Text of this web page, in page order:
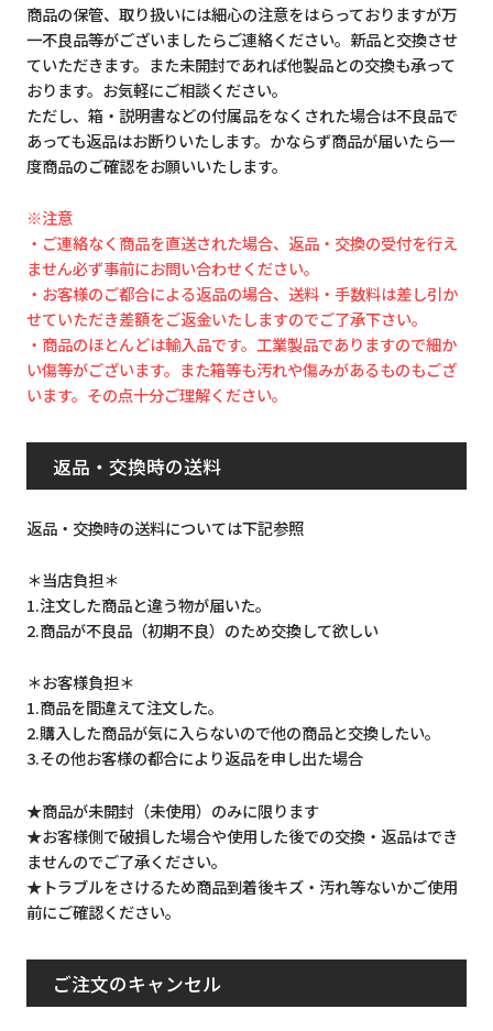
商品の保管、取り扱いには細心の注意をはらっておりますが万
一不良品等がございましたらご連絡ください。新品と交換させ
ていただきます。また未開封であれば他製品との交換も承って
おります。お気軽にご相談ください。
ただし、箱・説明書などの付属品をなくされた場合は不良品で
あっても返品はお断りいたします。かならず商品が届いたら一
度商品のご確認をお願いいたします。
※注意
・ご連絡なく商品を直送された場合、返品・交換の受付を行え
ません必ず事前にお問い合わせください。
・お客様のご都合による返品の場合、送料・手数料は差し引か
せていただき差額をご返金いたしますのでご了承下さい。
・商品のほとんどは輸入品です。工業製品でありますので細か
い傷等がございます。また箱等も汚れや傷みがあるものもござ
います。その点十分ご理解ください。
返品・交換時の送料
返品・交換時の送料については下記参照
＊当店負担＊
1.注文した商品と違う物が届いた。
2.商品が不良品（初期不良）のため交換して欲しい
＊お客様負担＊
1.商品を間違えて注文した。
2.購入した商品が気に入らないので他の商品と交換したい。
3.その他お客様の都合により返品を申し出た場合
★商品が未開封（未使用）のみに限ります
★お客様側で破損した場合や使用した後での交換・返品はでき
ませんのでご了承ください。
★トラブルをさけるため商品到着後キズ・汚れ等ないかご使用
前にご確認ください。
ご注文のキャンセル